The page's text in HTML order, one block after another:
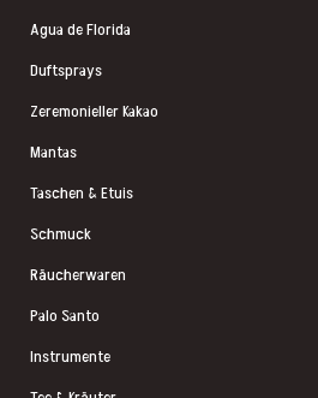
dieses Wissen über Generationen
Ausdruck visionärer Erfahrung.
Naturschmuck mit Amazonas-
Die cremefarbenen Natursamen am
Schmuckstücken verarbeitet. Sie
erdigen, organischen Akzent – ein
lebhaften Farbspiel der Glasperlen.